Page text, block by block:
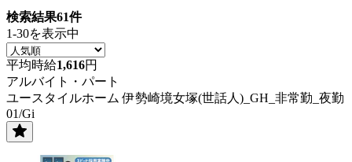
検索結果61件
1-30を表示中
平均時給1,616円
アルバイト・パート
ユースタイルホーム 伊勢崎境女塚(世話人)_GH_非常勤_夜勤
01/Gi